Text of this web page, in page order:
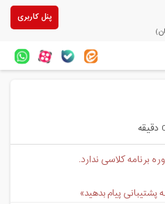
پنل کاربری
آنلاین
ویژه
برنامه کلاسی ندارد.
پیام بدهید»